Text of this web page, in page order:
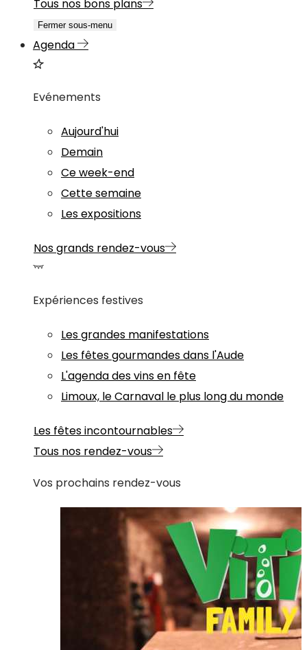
Tous nos bons plans
Fermer sous-menu
Agenda
Evénements
Aujourd'hui
Demain
Ce week-end
Cette semaine
Les expositions
Nos grands rendez-vous
Expériences festives
Les grandes manifestations
Les fêtes gourmandes dans l'Aude
L'agenda des vins en fête
Limoux, le Carnaval le plus long du monde
Les fêtes incontournables
Tous nos rendez-vous
Vos prochains rendez-vous